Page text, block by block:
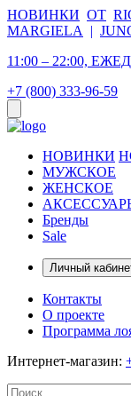
НОВИНКИ ОТ
MARGIELA
|
11:00 – 22:00,
+7 (800) 333-96-59
НОВИНКИ
МУЖСКОЕ
ЖЕНСКОЕ
Бренды
Sale
Личный
Контакты
О проекте
Программа
Интернет-магазин: